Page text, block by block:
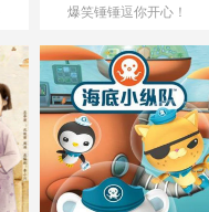
爆笑锤锤逗你开心！